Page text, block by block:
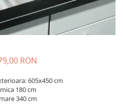
RON
605x450 cm
180 cm
340 cm